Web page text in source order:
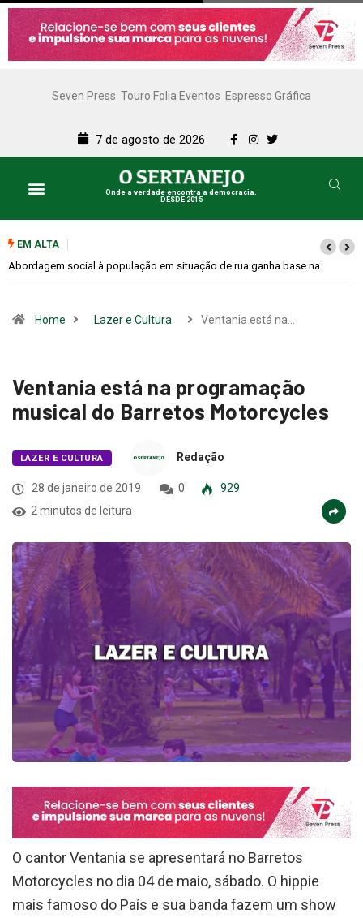
Seven Press Touro Folia Eventos Espresso Gráfica
7 de agosto de 2026
Onde a verdade encontra a democracia.
DESDE 2015
EM ALTA
Cemitérios terão horário especial e missas no Dia dos Pais
Home Lazer e Cultura Ventania está na…
Ventania está na programação
musical do Barretos Motorcycles
LAZER E CULTURA Redação
28 de janeiro de 2019 0
929
2 minutos de leitura
O cantor Ventania se apresentará no Barretos
Motorcycles no dia 04 de maio, sábado. O hippie
mais famoso do País e sua banda fazem um show